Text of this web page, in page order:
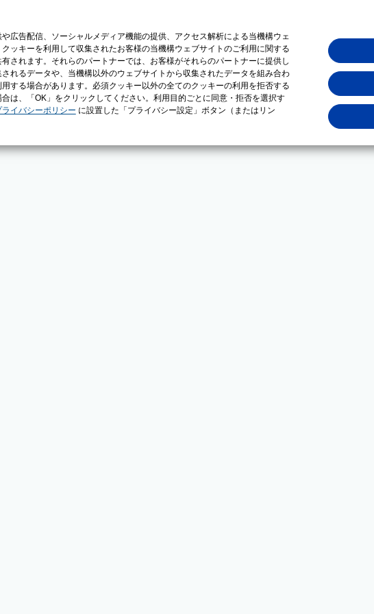
広告配信、ソーシャルメディア機能の提供、アクセス解析による当機構ウェ
ッキーを利用して収集されたお客様の当機構ウェブサイトのご利用に関する
されます。それらのパートナーでは、お客様がそれらのパートナーに提供し
れるデータや、当機構以外のウェブサイトから収集されたデータを組み合わ
する場合があります。必須クッキー以外の全てのクッキーの利用を拒否する
は、「OK」をクリックしてください。利用目的ごとに同意・拒否を選択す
ライバシーポリシー に設置した「プライバシー設定」ボタン（またはリン